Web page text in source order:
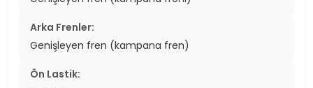
Arka Frenler:
Genişleyen fren (kampana fren)
Ön Lastik: